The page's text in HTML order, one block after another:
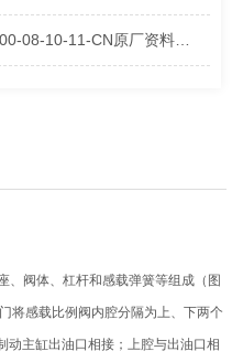
Bently本特利传感器330704-00-08-10-11-CN原厂资料介绍
、阀体、杠杆和感载弹簧等组成（图
将感载比例阀内腔分隔为上、下两个
动主缸出油口相接；上腔与出油口相